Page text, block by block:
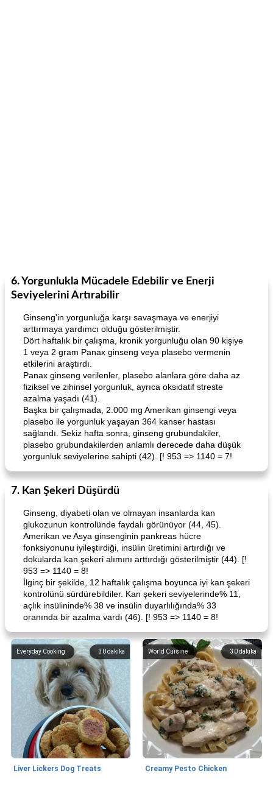
6. Yorgunlukla Mücadele Edebilir ve Enerji
Seviyelerini Artırabilir
Ginseng'in yorgunluğa karşı savaşmaya ve enerjiyi
arttırmaya yardımcı olduğu gösterilmiştir.
Dört haftalık bir çalışma, kronik yorgunluğu olan 90 kişiye
1 veya 2 gram Panax ginseng veya plasebo vermenin
etkilerini araştırdı.
Panax ginseng verilenler, plasebo alanlara göre daha az
fiziksel ve zihinsel yorgunluk, ayrıca oksidatif streste
azalma yaşadı (41).
Başka bir çalışmada, 2.000 mg Amerikan ginsengi veya
plasebo ile yorgunluk yaşayan 364 kanser hastası
sağlandı. Sekiz hafta sonra, ginseng grubundakiler,
plasebo grubundakilerden anlamlı derecede daha düşük
yorgunluk seviyelerine sahipti (42). [! 953 => 1140 = 7!
7. Kan Şekeri Düşürdü
Ginseng, diyabeti olan ve olmayan insanlarda kan
glukozunun kontrolünde faydalı görünüyor (44, 45).
Amerikan ve Asya ginsenginin pankreas hücre
fonksiyonunu iyileştirdiği, insülin üretimini artırdığı ve
dokularda kan şekeri alımını arttırdığı gösterilmiştir (44). [!
953 => 1140 = 8!
İlginç bir şekilde, 12 haftalık çalışma boyunca iyi kan şekeri
kontrolünü sürdürebildiler. Kan şekeri seviyelerinde% 11,
açlık insülininde% 38 ve insülin duyarlılığında% 33
oranında bir azalma vardı (46). [! 953 => 1140 = 8!
30dakika
Everyday Cooking
Liver Lickers Dog Treats
30dakika
World Cuisine
Creamy Pesto Chicken